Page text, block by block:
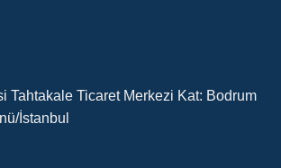
Tahtakale Ticaret Merkezi Kat: Bodrum
İstanbul